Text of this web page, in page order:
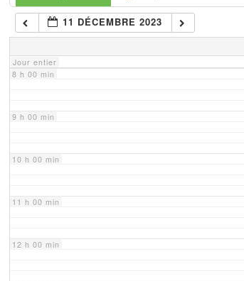
11 DÉCEMBRE 2023
Jour entier
7 h 00 min
8 h 00 min
9 h 00 min
10 h 00 min
11 h 00 min
12 h 00 min